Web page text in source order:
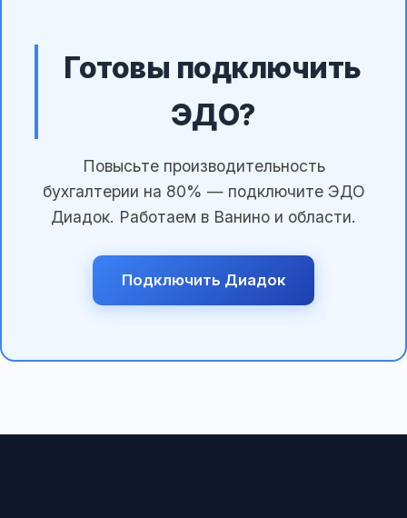
Готовы подключить
ЭДО?
Повысьте производительность
бухгалтерии на 80% — подключите ЭДО
Диадок. Работаем в Ванино и области.
Подключить Диадок